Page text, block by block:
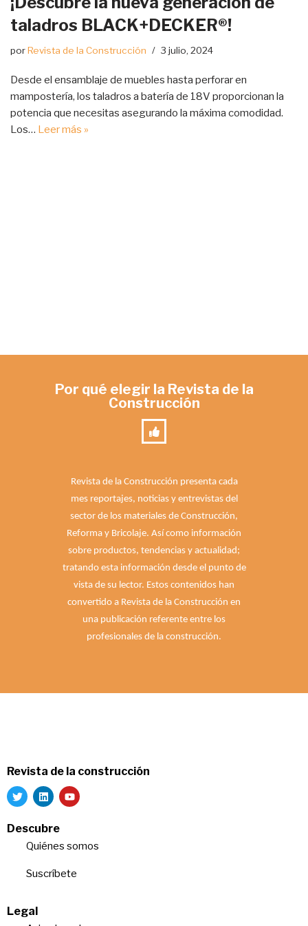
taladros BLACK+DECKER®!
porRevista de la Construcción 3 julio, 2024
Desde el ensamblaje de muebles hasta perforar en
mampostería, los taladros a batería de 18V proporcionan la
potencia que necesitas asegurando la máxima comodidad.
Los… Leer más »
Por qué elegir la Revista de la
Construcción
Revista de la Construcción presenta cada
mes reportajes, noticias y entrevistas del
sector de los materiales de Construcción,
Reforma y Bricolaje. Así como información
sobre productos, tendencias y actualidad;
tratando esta información desde el punto de
vista de su lector. Estos contenidos han
convertido a Revista de la Construcción en
una publicación referente entre los
profesionales de la construcción.
Revista de la construcción
Descubre
Quiénes somos
Suscríbete
Legal